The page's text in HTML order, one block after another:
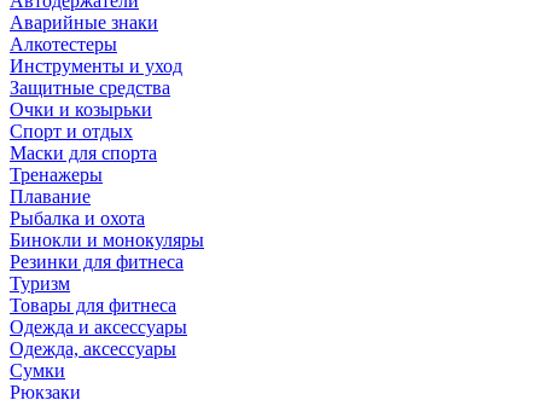
Аварийные знаки
Алкотестеры
Инструменты и уход
Защитные средства
Очки и козырьки
Спорт и отдых
Маски для спорта
Тренажеры
Плавание
Рыбалка и охота
Бинокли и монокуляры
Резинки для фитнеса
Туризм
Товары для фитнеса
Одежда и аксессуары
Одежда, аксессуары
Сумки
Рюкзаки